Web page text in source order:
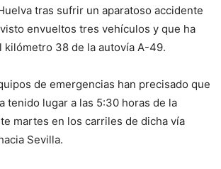
tras sufrir un aparatoso accidente
envueltos tres vehículos y que ha
kilómetro 38 de la autovía A-49.
de emergencias han precisado que
tenido lugar a las 5:30 horas de la
martes en los carriles de dicha vía
Sevilla.